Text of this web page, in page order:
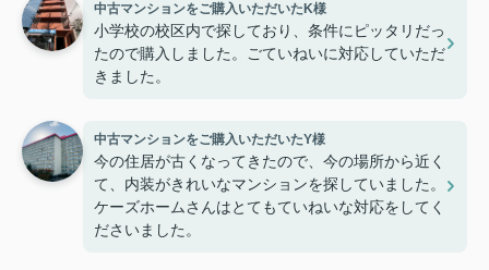
中古マンションをご購入いただいたK様
小学校の校区内で探しており、条件にピッタリだっ
たので購入しました。ごていねいに対応していただ
きました。
中古マンションをご購入いただいたY様
今の住居が古くなってきたので、今の場所から近く
て、内装がきれいなマンションを探していました。
ケーズホームさんはとてもていねいな対応をしてく
ださいました。